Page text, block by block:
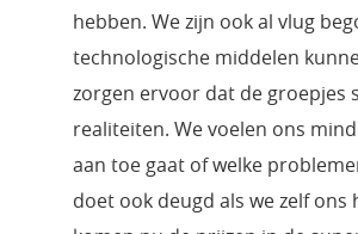
hebben. We zijn ook al vlug
technologische middelen
zorgen ervoor dat de groepjes
realiteiten. We voelen ons
aan toe gaat of welke
doet ook deugd als we zelf